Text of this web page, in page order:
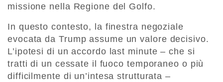
missione nella Regione del Golfo.
In questo contesto, la finestra negoziale
evocata da Trump assume un valore decisivo.
L’ipotesi di un accordo last minute – che si
tratti di un cessate il fuoco temporaneo o più
difficilmente di un’intesa strutturata –